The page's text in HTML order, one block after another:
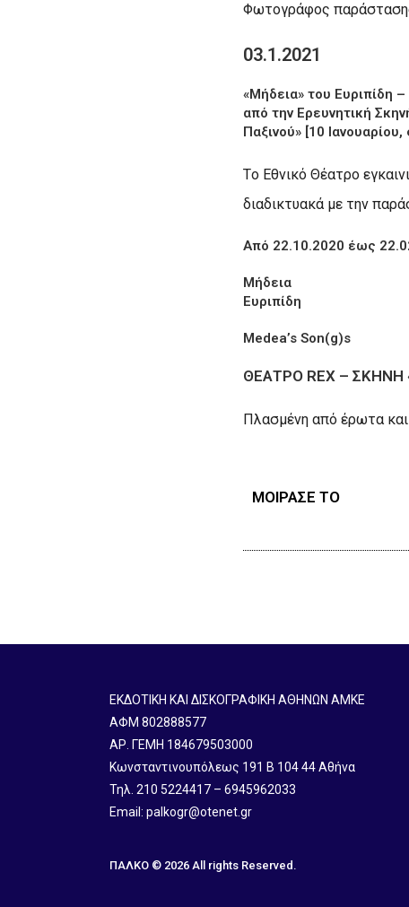
Φωτογράφος
03.1.2021
«Μήδεια» του Ευριπίδη
από την Ερευνητική
Παξινού» [10 Ιανουαρίου,
Τo Εθνικό Θέατρο
διαδικτυακά με την
Από 22.10.2020 έως
Μήδεια
Ευριπίδη
Medea’s Son(g)s
ΘΕΑΤΡΟ REX – ΣΚΗΝΗ
Πλασμένη από έρωτα
ΜΟΙΡΑΣΕ ΤΟ
ΕΚΔΟΤΙΚΗ ΚΑΙ ΔΙΣΚΟΓΡΑΦΙΚΗ ΑΘΗΝΩΝ ΑΜΚΕ
ΑΦΜ 802888577
ΑΡ. ΓΕΜΗ 184679503000
Κωνσταντινουπόλεως 191 B 104 44 Αθήνα
Τηλ. 210 5224417 – 6945962033
Email: palkogr@otenet.gr
ΠΑΛΚΟ © 2026 All rights Reserved.